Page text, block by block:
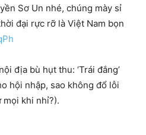
Sơ Un nhé, chúng mày sỉ
đại rực rỡ là Việt Nam bọn
địa bù hụt thu: ‘Trái đắng’
hội nhập, sao không đổ lỗi
khi nhỉ?).